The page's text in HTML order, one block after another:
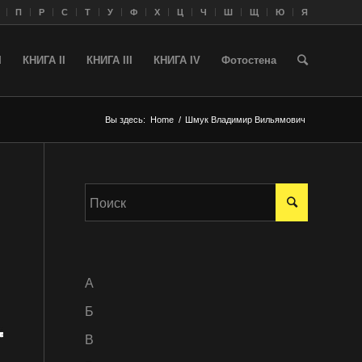
П Р С Т У Ф Х Ц Ч Ш Щ Ю Я
КНИГА II КНИГА III КНИГА IV Фотостена
Вы здесь: Home / Шмук Владимир Вильямович
A
Б
В